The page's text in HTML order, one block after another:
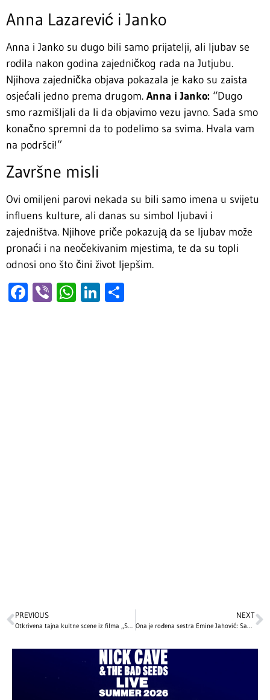
Anna Lazarević i Janko
Anna i Janko su dugo bili samo prijatelji, ali ljubav se
rodila nakon godina zajedničkog rada na Jutjubu.
Njihova zajednička objava pokazala je kako su zaista
osjećali jedno prema drugom. Anna i Janko: “Dugo
smo razmišljali da li da objavimo vezu javno. Sada smo
konačno spremni da to podelimo sa svima. Hvala vam
na podršci!”
Završne misli
Ovi omiljeni parovi nekada su bili samo imena u svijetu
influens kulture, ali danas su simbol ljubavi i
zajedništva. Njihove priče pokazują da se ljubav može
pronaći i na neočekivanim mjestima, te da su topli
odnosi ono što čini život ljepšim.
Facebook
ViberWhatsApp
LinkedIn
PREVIOUS
Otkrivena tajna kultne scene iz filma „Sam u kući“ koju je Mekoli Kalkin – potpuno improvizovao!
NEXT
Ona je rođena sestra Emine Jahović: Sabina se bavi ozbiljnim zanimanjem, a evo kako izgleda – fanovi tvrde da su kao bliznakinje! (FOTO)